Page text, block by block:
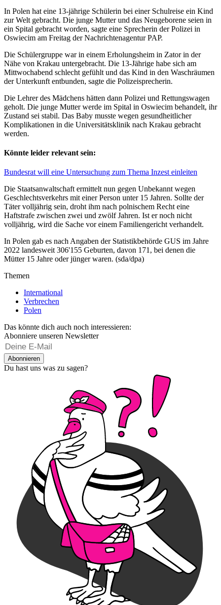
In Polen hat eine 13-jährige Schülerin bei einer Schulreise ein Kind
zur Welt gebracht. Die junge Mutter und das Neugeborene seien in
ein Spital gebracht worden, sagte eine Sprecherin der Polizei in
Oswiecim am Freitag der Nachrichtenagentur PAP.
Die Schülergruppe war in einem Erholungsheim in Zator in der
Nähe von Krakau untergebracht. Die 13-Jährige habe sich am
Mittwochabend schlecht gefühlt und das Kind in den Waschräumen
der Unterkunft entbunden, sagte die Polizeisprecherin.
Die Lehrer des Mädchens hätten dann Polizei und Rettungswagen
geholt. Die junge Mutter werde im Spital in Oswiecim behandelt, ihr
Zustand sei stabil. Das Baby musste wegen gesundheitlicher
Komplikationen in die Universitätsklinik nach Krakau gebracht
werden.
Könnte leider relevant sein:
Bundesrat will eine Untersuchung zum Thema Inzest einleiten
Die Staatsanwaltschaft ermittelt nun gegen Unbekannt wegen
Geschlechtsverkehrs mit einer Person unter 15 Jahren. Sollte der
Täter volljährig sein, droht ihm nach polnischem Recht eine
Haftstrafe zwischen zwei und zwölf Jahren. Ist er noch nicht
volljährig, wird die Sache vor einem Familiengericht verhandelt.
In Polen gab es nach Angaben der Statistikbehörde GUS im Jahre
2022 landesweit 306'155 Geburten, davon 171, bei denen die
Mütter 15 Jahre oder jünger waren. (sda/dpa)
Themen
International
Verbrechen
Polen
Das könnte dich auch noch interessieren:
Abonniere unseren Newsletter
Abonnieren
Du hast uns was zu sagen?